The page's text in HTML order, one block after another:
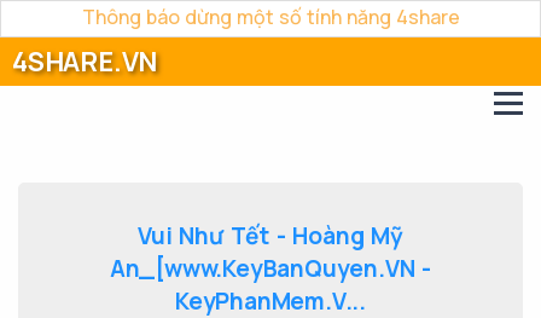
Thông báo dừng một số tính năng 4share
4SHARE.VN
Vui Như Tết - Hoàng Mỹ
An_[www.KeyBanQuyen.VN -
KeyPhanMem.V...